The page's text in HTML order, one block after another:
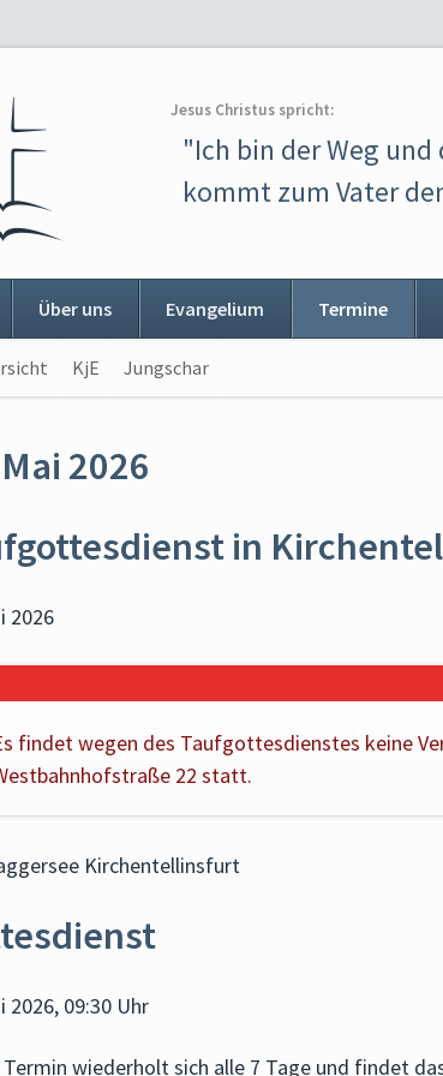
Jesus Christus spricht:
"Ich bin der Weg
kommt zum Vater
Über uns Evangelium Termine
überspringen
KjE Jungschar
2026
in
2026
findet wegen des Taufgottesdienstes keine
22 statt.
Kirchentellinsfurt
2026, 09:30 Uhr
Termin wiederholt sich alle 7 Tage und findet